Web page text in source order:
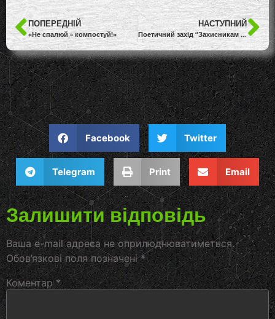
ПОПЕРЕДНІЙ
«Не спалюй – компостуй!»
НАСТУПНИЙ
Поетичний захід “Захисникам і захисницям присвячується”
Facebook Twitter
Telegram Print Email
Залишити відповідь
Ваша e-mail адреса не оприлюднюватиметься.
Обов’язкові поля позначені*
Коментар *